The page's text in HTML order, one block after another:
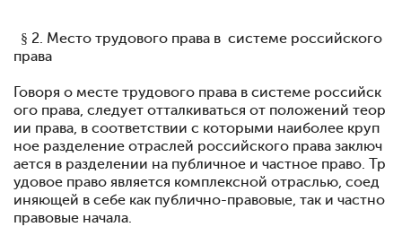
§ 2. Место трудового права в системе российского
права
Говоря о месте трудового права в системе российск
ого права, следует отталкиваться от положений теор
ии права, в соответствии с которыми наиболее круп
ное разделение отраслей российского права заключ
ается в разделении на публичное и частное право. Тр
удовое право является комплексной отраслью, соед
иняющей в себе как публично-правовые, так и частно
правовые начала.